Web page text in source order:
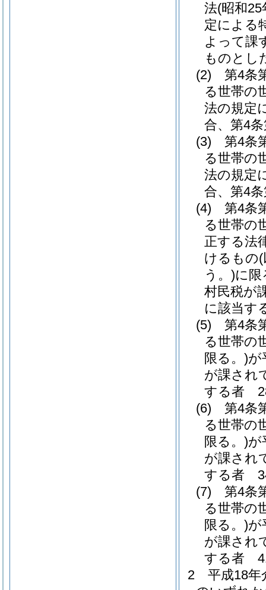
法(昭和25
定による
よって課
ものとし
(2)
第4条
る世帯の
法の規定
合、第4
(3)
第4条
る世帯の
法の規定
合、第4
(4)
第4条
る世帯の
正する法
けるもの
う。)に限
村民税が
に該当す
(5)
第4条
る世帯の
限る。)が
が課され
する者
(6)
第4条
る世帯の
限る。)が
が課され
する者
(7)
第4条
る世帯の
限る。)が
が課され
する者
2
平成18年